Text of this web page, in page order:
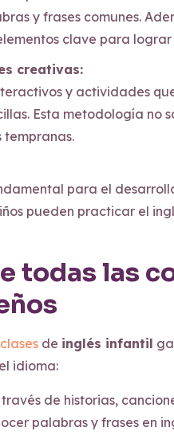
y frases comunes.
clave para
creativas:
y actividades
Esta metodología no
para el
pueden practicar el
todas las
clases de inglés infantil
idioma:
través de historias,
palabras y frases en